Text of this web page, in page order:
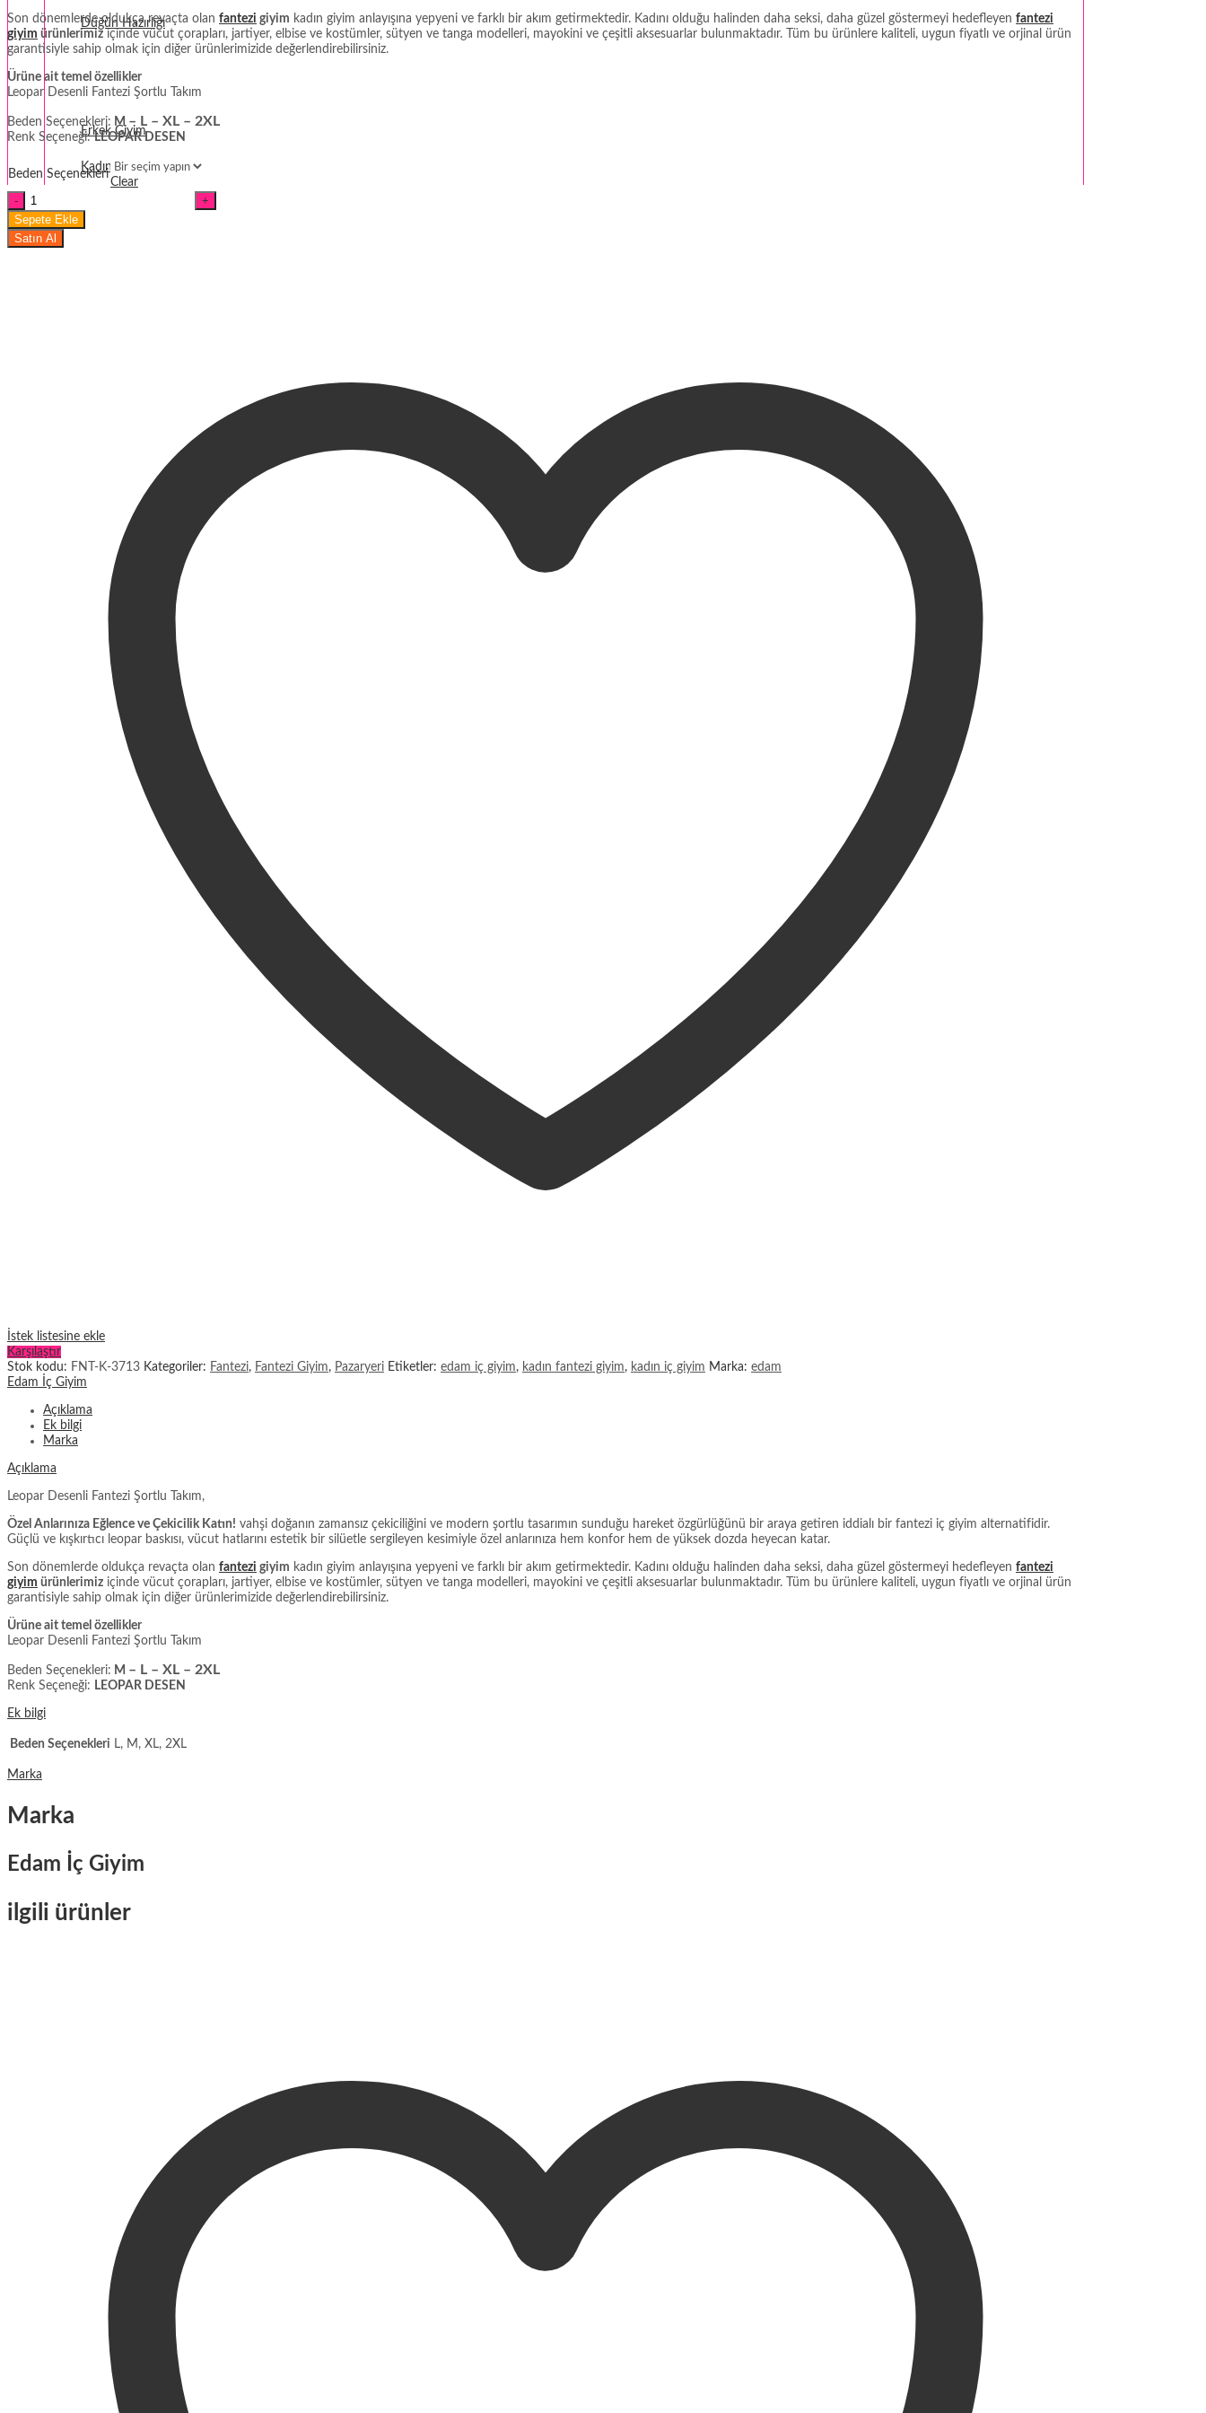
Düğün Hazırlığı
Fantezi
Termal Giyim
Erkek Giyim
Kadın Giyim
Son dönemlerde oldukça revaçta olan fantezi giyim kadın giyim anlayışına yepyeni ve farklı bir akım getirmektedir. Kadını olduğu halinden daha seksi, daha güzel göstermeyi hedefleyen fantezi
giyim ürünlerimiz içinde vücut çorapları, jartiyer, elbise ve kostümler, sütyen ve tanga modelleri, mayokini ve çeşitli aksesuarlar bulunmaktadır. Tüm bu ürünlere kaliteli, uygun fiyatlı ve orjinal ürün
garantisiyle sahip olmak için diğer ürünlerimizide değerlendirebilirsiniz.
Ürüne ait temel özellikler
Leopar Desenli Fantezi Şortlu Takım
Beden Seçenekleri: M – L – XL – 2XL
Renk Seçeneği:LEOPAR DESEN
Beden Seçenekleri
Clear
Leopar
Desenli
Fantezi
Şortlu
Sepete Ekle
Satın Al
İstek listesine ekle
Karşılaştır
Stok kodu: FNT-K-3713 Kategoriler: Fantezi, Fantezi Giyim, Pazaryeri Etiketler: edam iç giyim, kadın fantezi giyim, kadın iç giyim Marka: edam
Edam İç Giyim
Açıklama
Ek bilgi
Marka
Açıklama
Leopar Desenli Fantezi Şortlu Takım,
Özel Anlarınıza Eğlence ve Çekicilik Katın! vahşi doğanın zamansız çekiciliğini ve modern şortlu tasarımın sunduğu hareket özgürlüğünü bir araya getiren iddialı bir fantezi iç giyim alternatifidir.
Güçlü ve kışkırtıcı leopar baskısı, vücut hatlarını estetik bir silüetle sergileyen kesimiyle özel anlarınıza hem konfor hem de yüksek dozda heyecan katar.
Son dönemlerde oldukça revaçta olan fantezi giyim kadın giyim anlayışına yepyeni ve farklı bir akım getirmektedir. Kadını olduğu halinden daha seksi, daha güzel göstermeyi hedefleyen fantezi
giyim ürünlerimiz içinde vücut çorapları, jartiyer, elbise ve kostümler, sütyen ve tanga modelleri, mayokini ve çeşitli aksesuarlar bulunmaktadır. Tüm bu ürünlere kaliteli, uygun fiyatlı ve orjinal ürün
garantisiyle sahip olmak için diğer ürünlerimizide değerlendirebilirsiniz.
Ürüne ait temel özellikler
Leopar Desenli Fantezi Şortlu Takım
Beden Seçenekleri: M – L – XL – 2XL
Renk Seçeneği: LEOPAR DESEN
Ek bilgi
Beden Seçenekleri L, M, XL, 2XL
Marka
Marka
Edam İç Giyim
ilgili ürünler